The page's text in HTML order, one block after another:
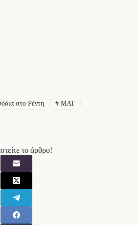
στο Ρέντη # ΜΑΤ
το άρθρο!